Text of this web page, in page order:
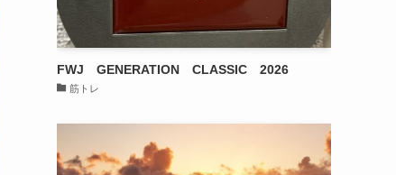
FWJ GENERATION CLASSIC 2026
筋トレ